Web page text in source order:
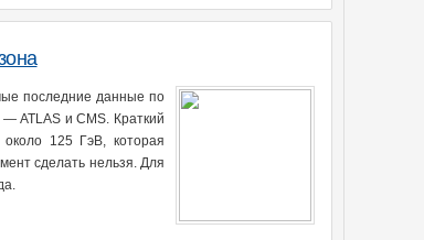
последние данные по
— ATLAS и CMS. Краткий
125 ГэВ, которая
сделать нельзя. Для